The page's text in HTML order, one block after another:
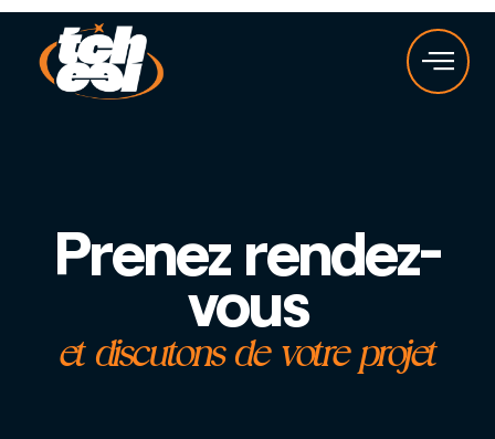
Prenez rendez-
vous
et discutons de votre projet